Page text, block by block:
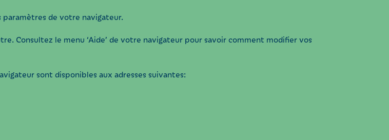
de votre navigateur.
Consultez le menu ‘Aide’ de votre navigateur pour savoir comment modifier vos
sont disponibles aux adresses suivantes: